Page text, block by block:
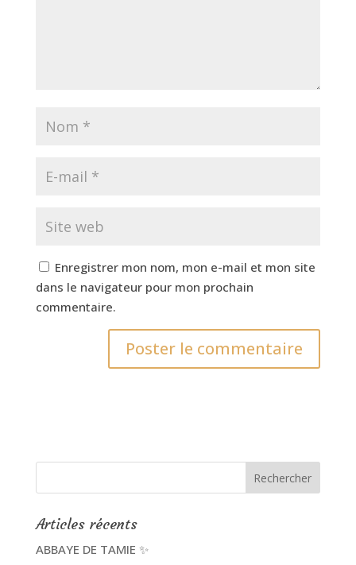
Enregistrer mon nom, mon e-mail et mon site
dans le navigateur pour mon prochain
commentaire.
Articles récents
ABBAYE DE TAMIE ✨